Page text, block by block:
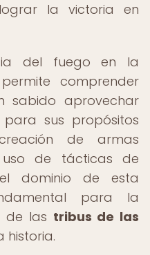
la victoria en
del fuego en la
comprender
sabido aprovechar
sus propósitos
de armas
de tácticas de
dominio de esta
para la
de las tribus de las
historia.